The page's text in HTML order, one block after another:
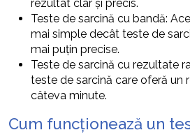
rezultat clar și precis.
Teste de sarcină cu bandă:
mai simple decât teste de
mai puțin precise.
Teste de sarcină cu rezultate
teste de sarcină care oferă un
câteva minute.
Cum funcționează un